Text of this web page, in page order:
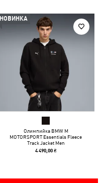
НОВИНКА
Олимпийка BMW M
MOTORSPORT Essentials Fleece
Track Jacket Men
4 490,00 ₴